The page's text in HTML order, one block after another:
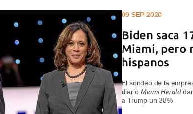
09 SEP 2020
Biden saca
Miami, pero
hispanos
El sondeo de la
diario Miami Herald
a Trump un 38%